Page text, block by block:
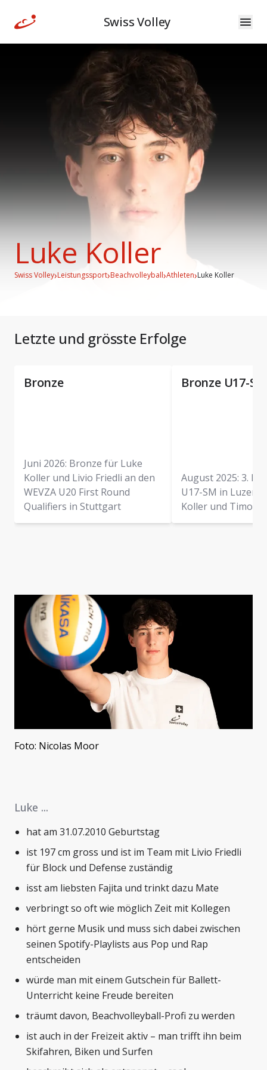
Swiss Volley
Luke Koller
Swiss Volley›Leistungssport›Beachvolleyball›Athleten›Luke Koller
Letzte und grösste Erfolge
Bronze
Juni 2026: Bronze für Luke
Koller und Livio Friedli an den
WEVZA U20 First Round
Qualifiers in Stuttgart
Bronze U17-SM
August 2025: 3.
U17-SM in Luzern
Koller und Timon
Foto: Nicolas Moor
Luke ...
hat am 31.07.2010 Geburtstag
ist 197 cm gross und ist im Team mit Livio Friedli
für Block und Defense zuständig
isst am liebsten Fajita und trinkt dazu Mate
verbringt so oft wie möglich Zeit mit Kollegen
hört gerne Musik und muss sich dabei zwischen
seinen Spotify-Playlists aus Pop und Rap
entscheiden
würde man mit einem Gutschein für Ballett-
Unterricht keine Freude bereiten
träumt davon, Beachvolleyball-Profi zu werden
ist auch in der Freizeit aktiv – man trifft ihn beim
Skifahren, Biken und Surfen